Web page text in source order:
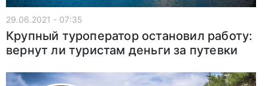
29.06.2021 - 07:35
Крупный туроператор остановил работу:
вернут ли туристам деньги за путевки